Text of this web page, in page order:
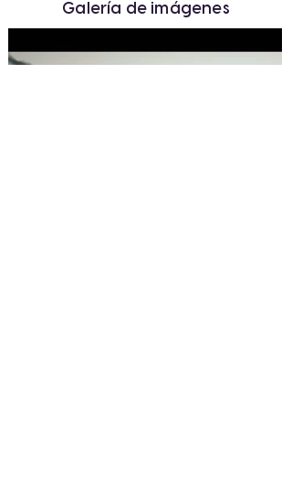
Galería de imágenes